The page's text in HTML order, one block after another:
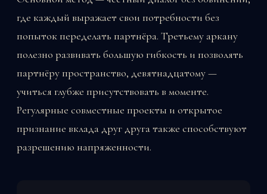
где каждый выражает свои потребности без
попыток переделать партнёра. Третьему аркану
полезно развивать большую гибкость и позволять
партнёру пространство, девятнадцатому —
учиться глубже присутствовать в моменте.
Регулярные совместные проекты и открытое
признание вклада друг друга также способствуют
разрешению напряженности.